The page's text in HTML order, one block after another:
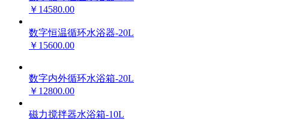
￥14580.00
数字恒温循环水浴器-20L
￥15600.00
数字内外循环水浴箱-20L
￥12800.00
磁力搅拌器水浴箱-10L